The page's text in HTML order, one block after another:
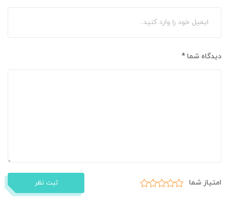
دیدگاه شما *
امتیاز شما ثبت نظر